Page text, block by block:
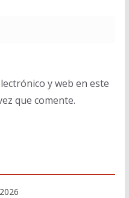
y web en este
que comente.